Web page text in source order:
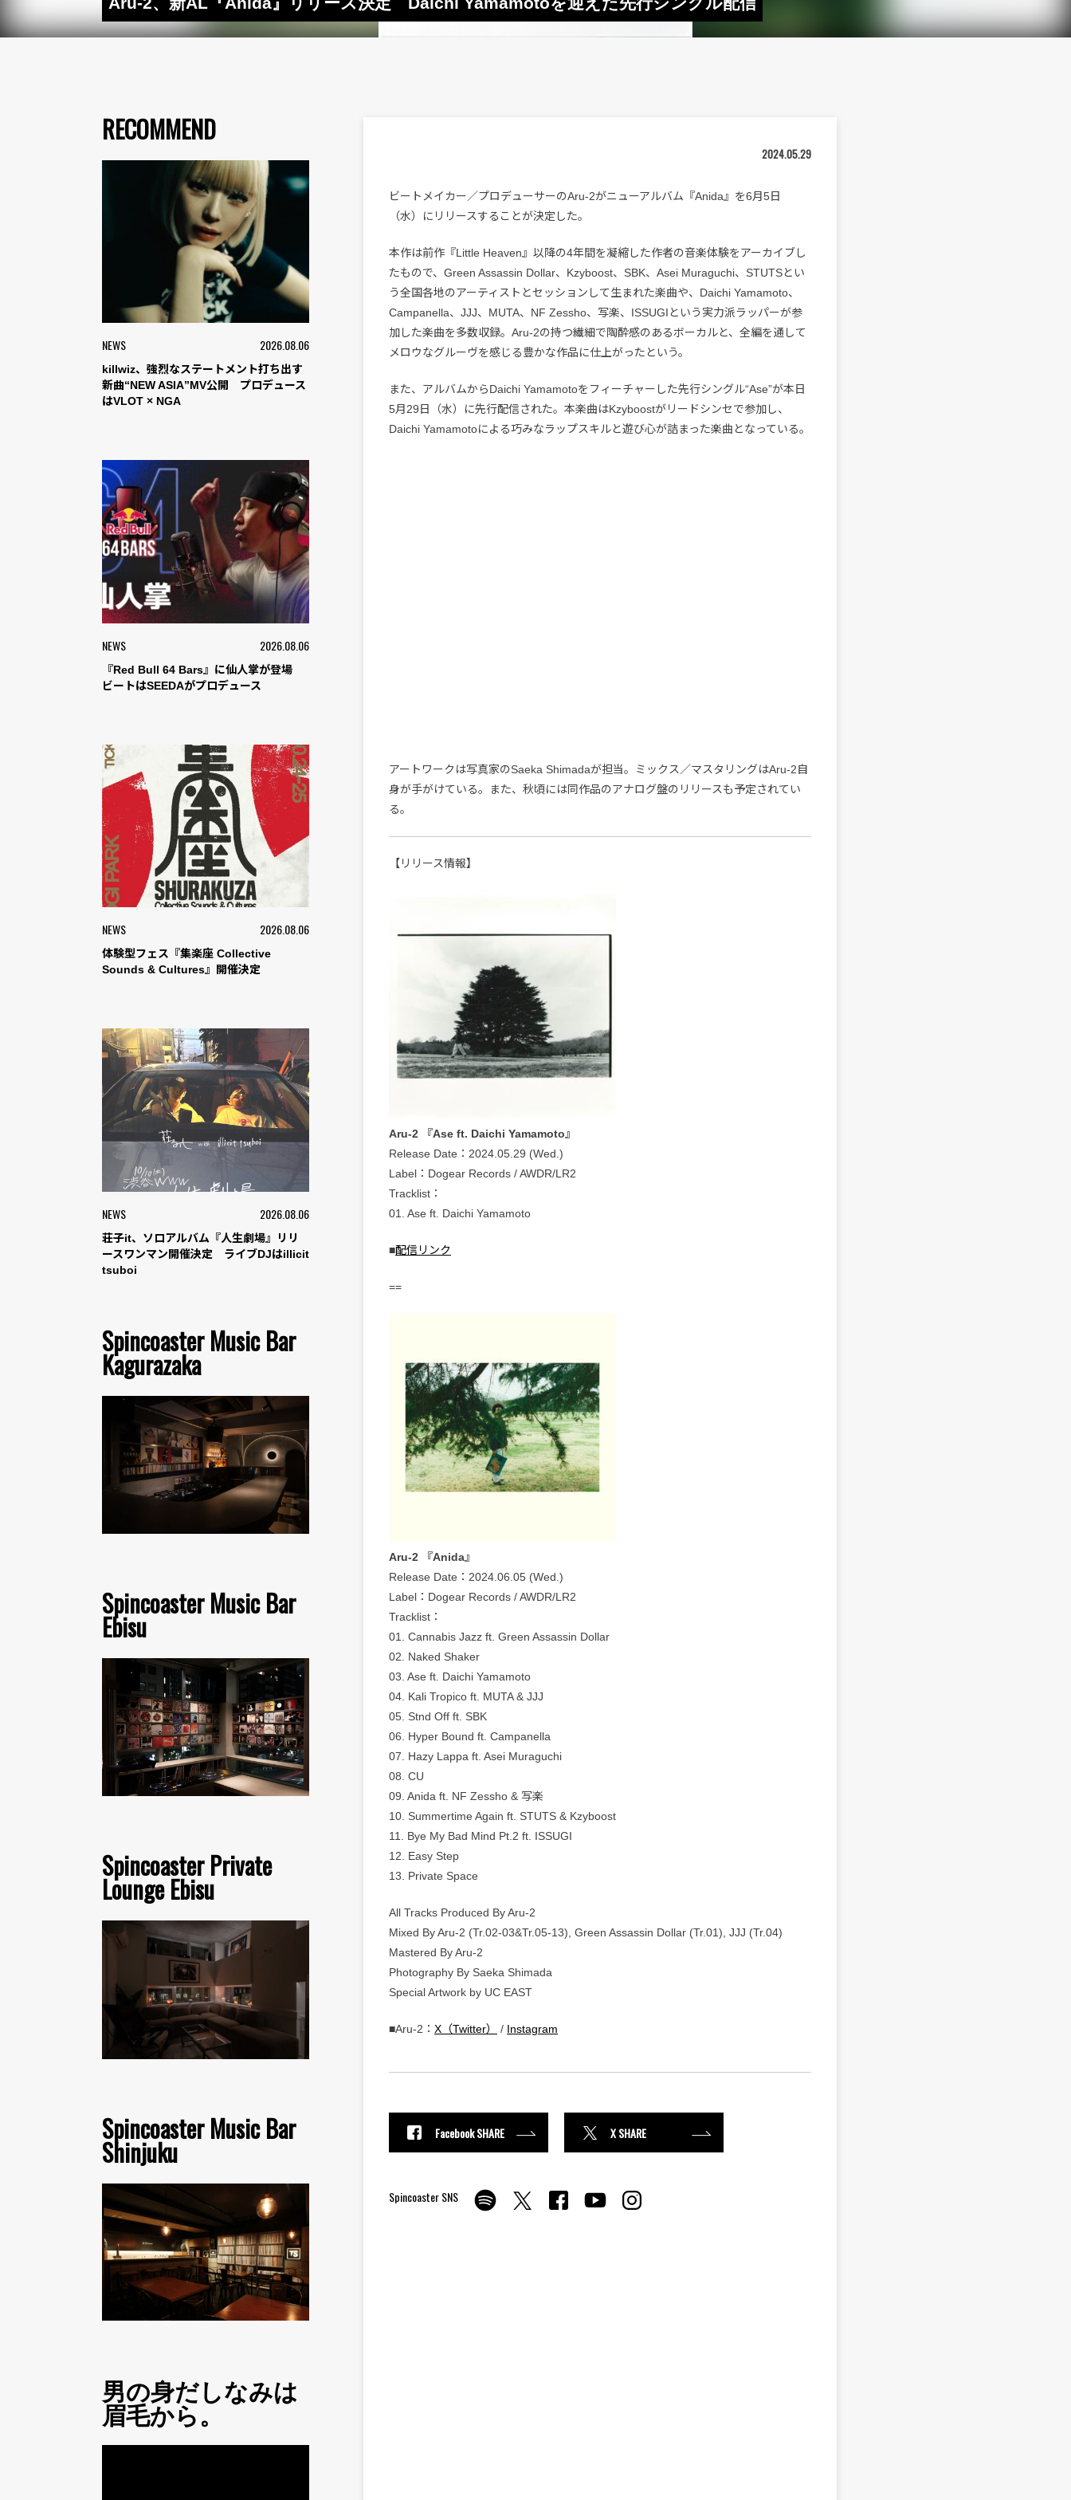
RECOMMEND
NEWS 2026.08.06
killwiz、強烈なステートメント打ち出す
新曲“NEW ASIA”MV公開 プロデュース
はVLOT × NGA
NEWS 2026.08.06
『Red Bull 64 Bars』に仙人掌が登場
ビートはSEEDAがプロデュース
NEWS 2026.08.06
体験型フェス『集楽座 Collective
Sounds & Cultures』開催決定
NEWS 2026.08.06
荘子it、ソロアルバム『人生劇場』リリ
ースワンマン開催決定 ライブDJはillicit
tsuboi
Spincoaster Music Bar
Kagurazaka
Spincoaster Music Bar
Ebisu
Spincoaster Private
Lounge Ebisu
Spincoaster Music Bar
Shinjuku
男の身だしなみは
眉毛から。
2024.05.29
ビートメイカー／プロデューサーのAru-2がニューアルバム『Anida』を6月5日
（水）にリリースすることが決定した。
本作は前作『Little Heaven』以降の4年間を凝縮した作者の音楽体験をアーカイブし
たもので、Green Assassin Dollar、Kzyboost、SBK、Asei Muraguchi、STUTSとい
う全国各地のアーティストとセッションして生まれた楽曲や、Daichi Yamamoto、
Campanella、JJJ、MUTA、NF Zessho、写楽、ISSUGIという実力派ラッパーが参
加した楽曲を多数収録。Aru-2の持つ繊細で陶酔感のあるボーカルと、全編を通して
メロウなグルーヴを感じる豊かな作品に仕上がったという。
また、アルバムからDaichi Yamamotoをフィーチャーした先行シングル“Ase”が本日
5月29日（水）に先行配信された。本楽曲はKzyboostがリードシンセで参加し、
Daichi Yamamotoによる巧みなラップスキルと遊び心が詰まった楽曲となっている。
アートワークは写真家のSaeka Shimadaが担当。ミックス／マスタリングはAru-2自
身が手がけている。また、秋頃には同作品のアナログ盤のリリースも予定されてい
る。
【リリース情報】
Aru-2 『Ase ft. Daichi Yamamoto』
Release Date：2024.05.29 (Wed.)
Label：Dogear Records / AWDR/LR2
Tracklist：
01. Ase ft. Daichi Yamamoto
■配信リンク
==
Aru-2 『Anida』
Release Date：2024.06.05 (Wed.)
Label：Dogear Records / AWDR/LR2
Tracklist：
01. Cannabis Jazz ft. Green Assassin Dollar
02. Naked Shaker
03. Ase ft. Daichi Yamamoto
04. Kali Tropico ft. MUTA & JJJ
05. Stnd Off ft. SBK
06. Hyper Bound ft. Campanella
07. Hazy Lappa ft. Asei Muraguchi
08. CU
09. Anida ft. NF Zessho & 写楽
10. Summertime Again ft. STUTS & Kzyboost
11. Bye My Bad Mind Pt.2 ft. ISSUGI
12. Easy Step
13. Private Space
All Tracks Produced By Aru-2
Mixed By Aru-2 (Tr.02-03&Tr.05-13), Green Assassin Dollar (Tr.01), JJJ (Tr.04)
Mastered By Aru-2
Photography By Saeka Shimada
Special Artwork by UC EAST
■Aru-2： X（Twitter） / Instagram
Facebook SHARE X SHARE
Spincoaster SNS